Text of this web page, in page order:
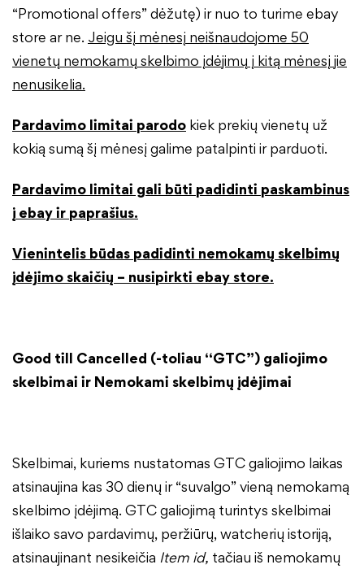
“Promotional offers” dėžutę) ir nuo to turime ebay
store ar ne. Jeigu šį mėnesį neišnaudojome 50
vienetų nemokamų skelbimo įdėjimų į kitą mėnesį jie
nenusikelia.
Pardavimo limitai parodo kiek prekių vienetų už
kokią sumą šį mėnesį galime patalpinti ir parduoti.
Pardavimo limitai gali būti padidinti paskambinus
į ebay ir paprašius.
Vienintelis būdas padidinti nemokamų skelbimų
įdėjimo skaičių – nusipirkti ebay store.
Good till Cancelled (-toliau “GTC”) galiojimo
skelbimai ir Nemokami skelbimų įdėjimai
Skelbimai, kuriems nustatomas GTC galiojimo laikas
atsinaujina kas 30 dienų ir “suvalgo” vieną nemokamą
skelbimo įdėjimą. GTC galiojimą turintys skelbimai
išlaiko savo pardavimų, peržiūrų, watcherių istoriją,
atsinaujinant nesikeičia Item id, tačiau iš nemokamų